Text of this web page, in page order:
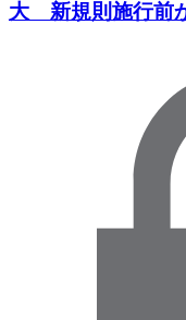
大 新規則施行前